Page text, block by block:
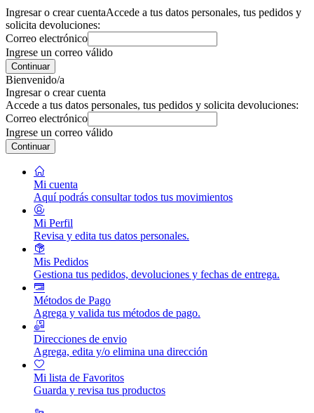
Ingresar o crear cuentaAccede a tus datos personales, tus pedidos y
solicita devoluciones:
Correo electrónico
Ingrese un correo válido
Continuar
Bienvenido/a
Ingresar o crear cuenta
Accede a tus datos personales, tus pedidos y solicita devoluciones:
Correo electrónico
Ingrese un correo válido
Continuar
Mi cuenta
Aquí podrás consultar todos tus movimientos
Mi Perfil
Revisa y edita tus datos personales.
Mis Pedidos
Gestiona tus pedidos, devoluciones y fechas de entrega.
Métodos de Pago
Agrega y valida tus métodos de pago.
Direcciones de envio
Agrega, edita y/o elimina una dirección
Mi lista de Favoritos
Guarda y revisa tus productos